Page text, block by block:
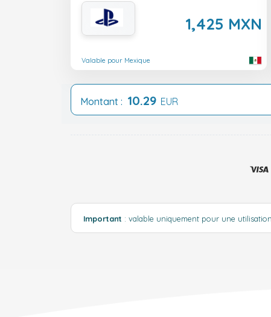
1,425 MXN
Valable pour Mexique
Montant : 10.29 EUR
Important : valable uniquement pour une